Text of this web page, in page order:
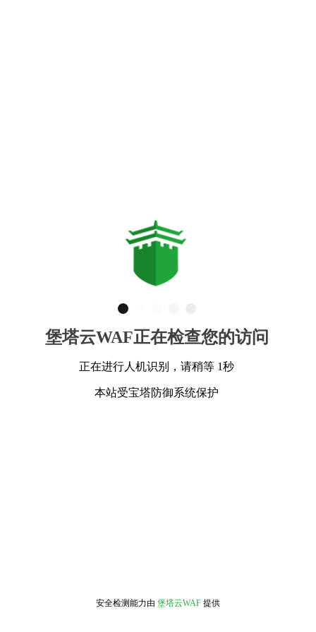
堡塔云WAF正在检查您的访问
正在进行人机识别，请稍等 1秒
本站受宝塔防御系统保护
安全检测能力由 堡塔云WAF 提供